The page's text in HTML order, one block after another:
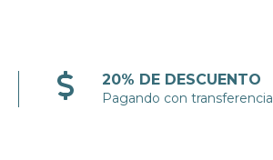
20% DE DESCUENTO
Pagando con transferencia